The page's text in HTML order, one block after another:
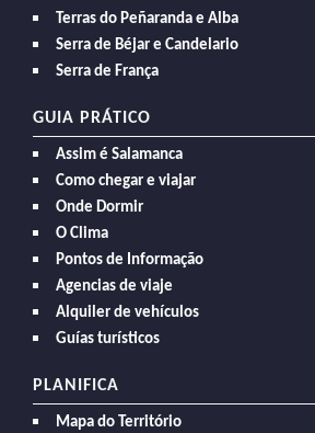
Terras do Peñaranda e Alba
Serra de Béjar e Candelario
Serra de França
GUIA PRÁTICO
Assim é Salamanca
Como chegar e viajar
Onde Dormir
O Clima
Pontos de Informação
Agencias de viaje
Alquiler de vehículos
Guías turísticos
PLANIFICA
Mapa do Território